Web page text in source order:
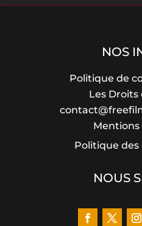
NOS
Politique de
Les Droits
Mentions
Politique des
NOUS